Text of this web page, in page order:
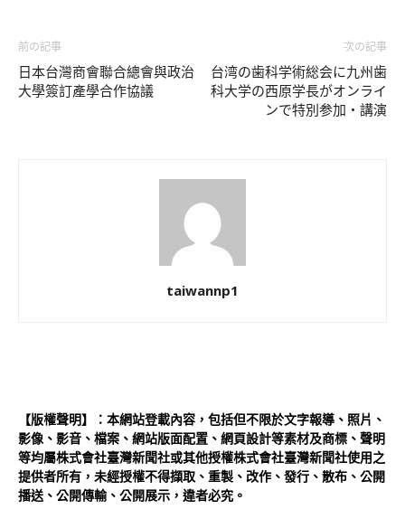
前の記事
日本台灣商會聯合總會與政治
大學簽訂產學合作協議
次の記事
台湾の歯科学術総会に九州歯
科大学の西原学長がオンライ
ンで特別参加・講演
taiwannp1
【版權聲明】：本網站登載內容，包括但不限於文字報導、照片、
影像、影音、檔案、網站版面配置、網頁設計等素材及商標、聲明
等均屬株式會社臺灣新聞社或其他授權株式會社臺灣新聞社使用之
提供者所有，未經授權不得擷取、重製、改作、發行、散布、公開
播送、公開傳輸、公開展示，違者必究。